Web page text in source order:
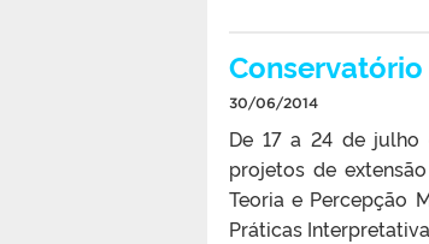
30/06/2014
De 17 a 24 de julho
projetos de
Teoria e Percepção
Práticas